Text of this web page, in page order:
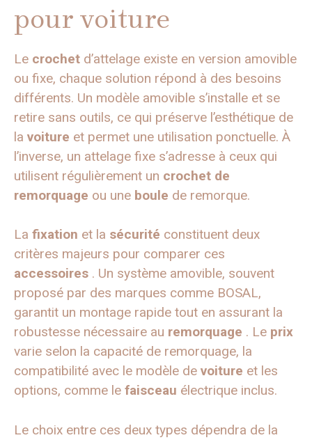
pour voiture
Le crochet d’attelage existe en version amovible
ou fixe, chaque solution répond à des besoins
différents. Un modèle amovible s’installe et se
retire sans outils, ce qui préserve l’esthétique de
la voiture et permet une utilisation ponctuelle. À
l’inverse, un attelage fixe s’adresse à ceux qui
utilisent régulièrement un crochet de
remorquage ou une boule de remorque.
La fixation et la sécurité constituent deux
critères majeurs pour comparer ces
accessoires . Un système amovible, souvent
proposé par des marques comme BOSAL,
garantit un montage rapide tout en assurant la
robustesse nécessaire au remorquage . Le prix
varie selon la capacité de remorquage, la
compatibilité avec le modèle de voiture et les
options, comme le faisceau électrique inclus.
Le choix entre ces deux types dépendra de la